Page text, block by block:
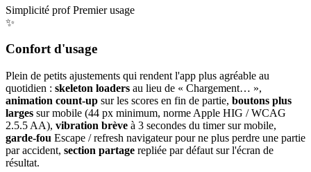
Simplicité prof Premier usage
✨
Confort d'usage
Plein de petits ajustements qui rendent l'app plus agréable au
quotidien : skeleton loaders au lieu de « Chargement… »,
animation count-up sur les scores en fin de partie, boutons plus
larges sur mobile (44 px minimum, norme Apple HIG / WCAG
2.5.5 AA), vibration brève à 3 secondes du timer sur mobile,
garde-fou Escape / refresh navigateur pour ne plus perdre une partie
par accident, section partage repliée par défaut sur l'écran de
résultat.